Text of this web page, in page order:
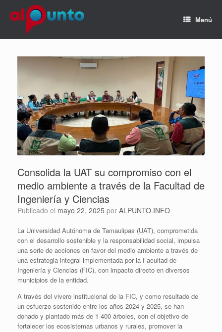
Menú
Consolida la UAT su compromiso con el
medio ambiente a través de la Facultad de
Ingeniería y Ciencias
Publicado el mayo 22, 2025 por ALPUNTO.INFO
La Universidad Autónoma de Tamaulipas (UAT), comprometida
con el desarrollo sostenible y la responsabilidad social, impulsa
una serie de acciones en favor del medio ambiente a través de
una estrategia integral implementada por la Facultad de
Ingeniería y Ciencias (FIC), con impacto directo en diversos
municipios de la entidad.
A través del vivero institucional de la FIC, y como resultado de
un esfuerzo sostenido entre los años 2024 y 2025, se han
donado y plantado más de 1 400 árboles, con el objetivo de
fortalecer los ecosistemas urbanos y rurales, promover la